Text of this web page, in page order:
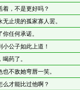
着，不是更好吗？
无止境的孤家寡人罢。
你任何承诺。
小公子如此上道！
药了。
也不敌她弯唇一笑。
么才能比过他啊？